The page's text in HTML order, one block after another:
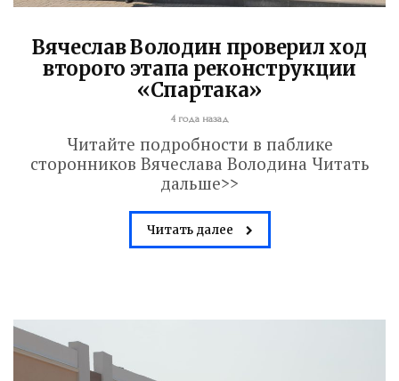
Вячеслав Володин проверил ход
второго этапа реконструкции
«Спартака»
4 года назад
Читайте подробности в паблике
сторонников Вячеслава Володина Читать
дальше>>
Читать далее